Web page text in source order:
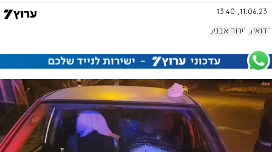
11.06.23, 13:40
בדואים טרור אבנים